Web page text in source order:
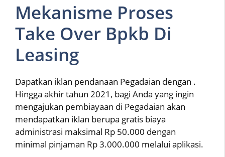
Mekanisme Proses
Take Over Bpkb Di
Leasing
Dapatkan iklan pendanaan Pegadaian dengan .
Hingga akhir tahun 2021, bagi Anda yang ingin
mengajukan pembiayaan di Pegadaian akan
mendapatkan iklan berupa gratis biaya
administrasi maksimal Rp 50.000 dengan
minimal pinjaman Rp 3.000.000 melalui aplikasi.